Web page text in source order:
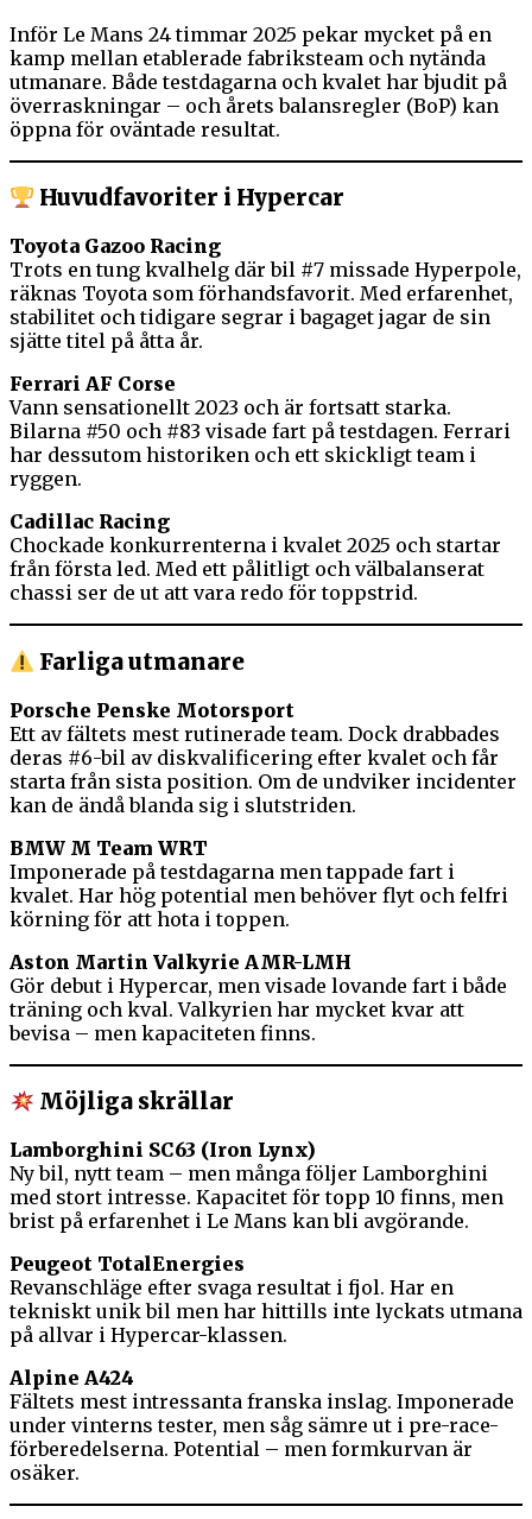
Inför Le Mans 24 timmar 2025 pekar mycket på en
kamp mellan etablerade fabriksteam och nytända
utmanare. Både testdagarna och kvalet har bjudit på
överraskningar – och årets balansregler (BoP) kan
öppna för oväntade resultat.
Huvudfavoriter i Hypercar
Toyota Gazoo Racing
Trots en tung kvalhelg där bil #7 missade Hyperpole,
räknas Toyota som förhandsfavorit. Med erfarenhet,
stabilitet och tidigare segrar i bagaget jagar de sin
sjätte titel på åtta år.
Ferrari AF Corse
Vann sensationellt 2023 och är fortsatt starka.
Bilarna #50 och #83 visade fart på testdagen. Ferrari
har dessutom historiken och ett skickligt team i
ryggen.
Cadillac Racing
Chockade konkurrenterna i kvalet 2025 och startar
från första led. Med ett pålitligt och välbalanserat
chassi ser de ut att vara redo för toppstrid.
Farliga utmanare
Porsche Penske Motorsport
Ett av fältets mest rutinerade team. Dock drabbades
deras #6-bil av diskvalificering efter kvalet och får
starta från sista position. Om de undviker incidenter
kan de ändå blanda sig i slutstriden.
BMW M Team WRT
Imponerade på testdagarna men tappade fart i
kvalet. Har hög potential men behöver flyt och felfri
körning för att hota i toppen.
Aston Martin Valkyrie AMR-LMH
Gör debut i Hypercar, men visade lovande fart i både
träning och kval. Valkyrien har mycket kvar att
bevisa – men kapaciteten finns.
Möjliga skrällar
Lamborghini SC63 (Iron Lynx)
Ny bil, nytt team – men många följer Lamborghini
med stort intresse. Kapacitet för topp 10 finns, men
brist på erfarenhet i Le Mans kan bli avgörande.
Peugeot TotalEnergies
Revanschläge efter svaga resultat i fjol. Har en
tekniskt unik bil men har hittills inte lyckats utmana
på allvar i Hypercar-klassen.
Alpine A424
Fältets mest intressanta franska inslag. Imponerade
under vinterns tester, men såg sämre ut i pre-race-
förberedelserna. Potential – men formkurvan är
osäker.